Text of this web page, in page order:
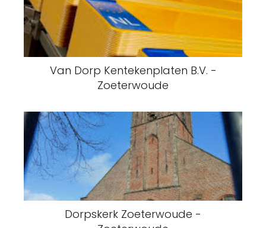
Van Dorp Kentekenplaten B.V. -
Zoeterwoude
Dorpskerk Zoeterwoude -